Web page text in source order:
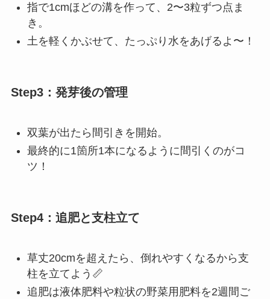
指で1cmほどの溝を作って、2〜3粒ずつ点ま
き。
土を軽くかぶせて、たっぷり水をあげるよ〜！
Step3：発芽後の管理
双葉が出たら間引きを開始。
最終的に1箇所1本になるように間引くのがコ
ツ！
Step4：追肥と支柱立て
草丈20cmを超えたら、倒れやすくなるから支
柱を立てよう📏
追肥は液体肥料や粒状の野菜用肥料を2週間ご